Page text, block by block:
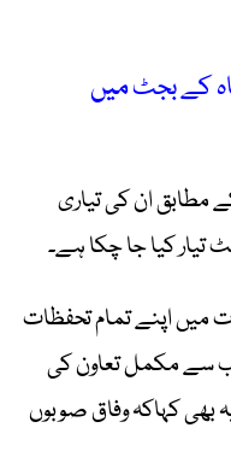
سال کا بجٹ تیار ہے، 3 ماہ کے بجٹ میں
مطابق ان کی تیاری
کیا جا چکا ہے۔
میں اپنے تمام تحفظات
سے مکمل تعاون کی
بھی کہاکہ وفاق صوبوں